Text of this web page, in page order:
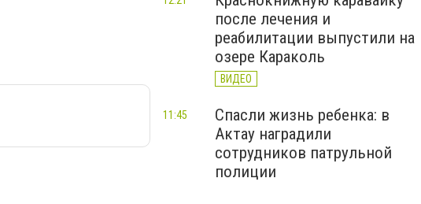
после лечения и
реабилитации выпустили на
озере Караколь
ВИДЕО
Спасли жизнь ребенка: в
Актау наградили
сотрудников патрульной
полиции
11:45